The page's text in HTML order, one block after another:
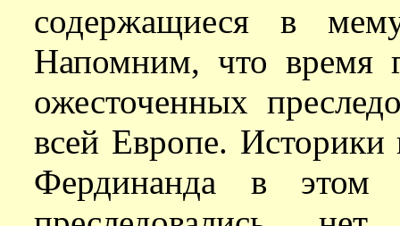
содержащиеся в
Напомним, что время
ожесточенных
всей Европе. Историки
Фердинанда в этом